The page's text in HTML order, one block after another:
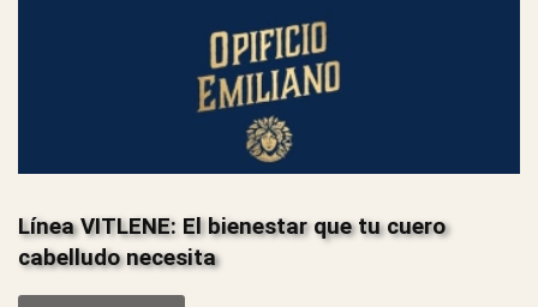
Línea VITLENE: El bienestar que tu cuero
cabelludo necesita